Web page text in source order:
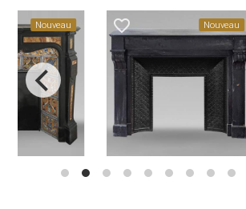
Nouveau favorite_border Nouveau